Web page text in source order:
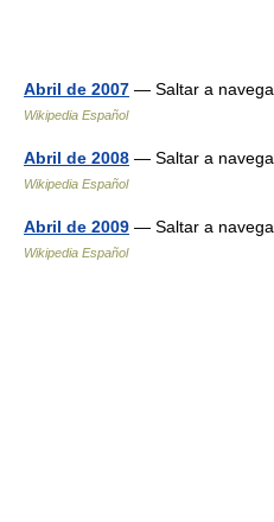
Abril de 2007 — Saltar a
Wikipedia Español
Abril de 2008 — Saltar a
Wikipedia Español
Abril de 2009 — Saltar a
Wikipedia Español